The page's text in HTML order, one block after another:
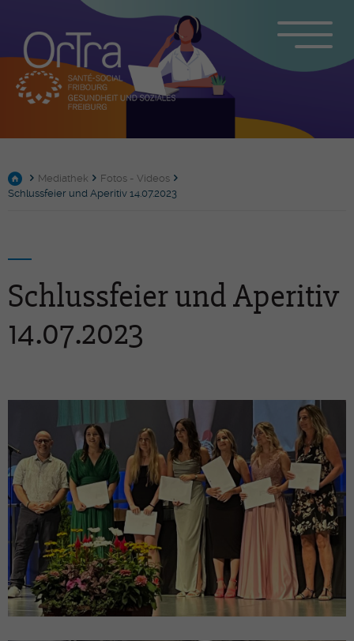
Mediathek
Fotos - Videos
Schlussfeier und Aperitiv 14.07.2023
Schlussfeier und Aperitiv
14.07.2023